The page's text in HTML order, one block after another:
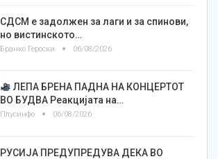
СДСМ е задолжен за лаги и за спинови,
но вистинското…
Бранко Героски 06/08/2026
ЛЕПА БРЕНА ПАДНА НА КОНЦЕРТОТ
ВО БУДВА Реакцијата на…
Плусинфо 06/08/2026
РУСИЈА ПРЕДУПРЕДУВА ДЕКА ВО